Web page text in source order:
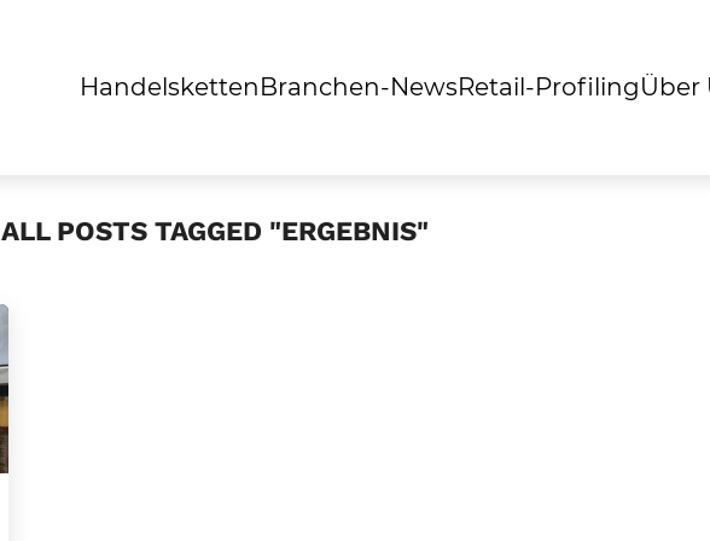
Handelsketten Branchen-NewsRetail-ProfilingÜber
ALL POSTS TAGGED "ERGEBNIS"